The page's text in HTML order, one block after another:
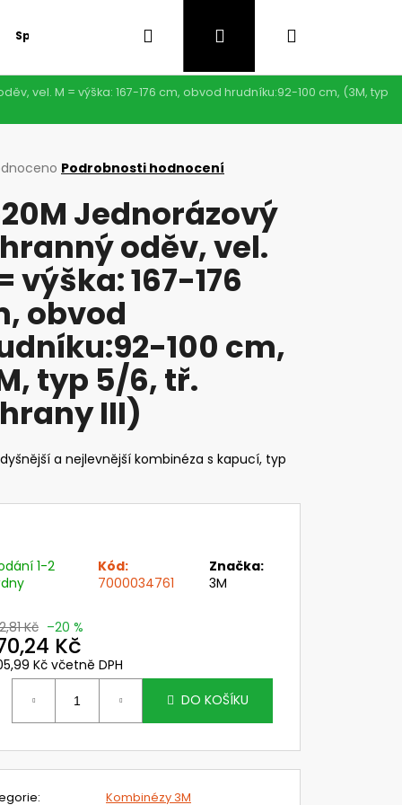
Speciální nabídka Hledat PřihlášeníNákupní
vel. M = výška: 167-176 cm, obvod hrudníku:92-100 cm, (3M, typ
Podrobnosti hodnocení
Jednorázový
oděv, vel.
výška: 167-176
obvod
100 cm,
typ 5/6, tř.
III)
a nejlevnější kombinéza s kapucí, typ
1-2
Kód:
7000034761
Značka:
3M
Kč –20 %
Kč
Kč včetně DPH
DO KOŠÍKU
:
Kombinézy 3M
Následující
ZORNÍK NÁHL. DÍLŮ
SYSTÉMU CLEANAIR